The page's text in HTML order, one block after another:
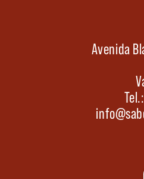
Avenida